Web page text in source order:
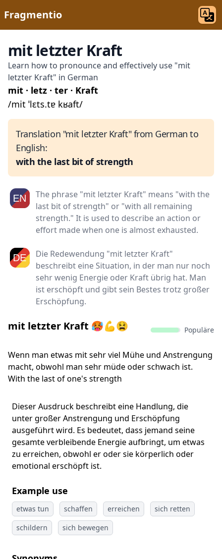
Fragmentio
mit letzter Kraft
Learn how to pronounce and effectively use "mit
letzter Kraft" in German
mit · letz · ter · Kraft
/mit ˈlɛts.tɐ kʁaft/
Translation "mit letzter Kraft" from German to
English:
with the last bit of strength
The phrase "mit letzter Kraft" means "with the
last bit of strength" or "with all remaining
strength." It is used to describe an action or
effort made when one is almost exhausted.
Die Redewendung "mit letzter Kraft"
beschreibt eine Situation, in der man nur noch
sehr wenig Energie oder Kraft übrig hat. Man
ist erschöpft und gibt sein Bestes trotz großer
Erschöpfung.
mit letzter Kraft 🥵💪😫 Populäre
Wenn man etwas mit sehr viel Mühe und Anstrengung
macht, obwohl man sehr müde oder schwach ist.
With the last of one's strength
Dieser Ausdruck beschreibt eine Handlung, die
unter großer Anstrengung und Erschöpfung
ausgeführt wird. Es bedeutet, dass jemand seine
gesamte verbleibende Energie aufbringt, um etwas
zu erreichen, obwohl er oder sie körperlich oder
emotional erschöpft ist.
Example use
etwas tun schaffen erreichen
sich retten
schildern
sich bewegen